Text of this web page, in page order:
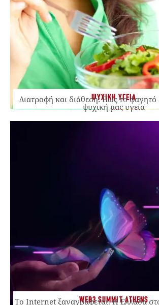
ΨΥΧΙΚΗ ΥΓΕΙΑ
Διατροφή και διάθεση: Πώς το φαγητό
ψυχική μας υγεία
WEB3 SUMMIT ATHENS
Το Internet ξαναγράφεται. Η Ελλάδα